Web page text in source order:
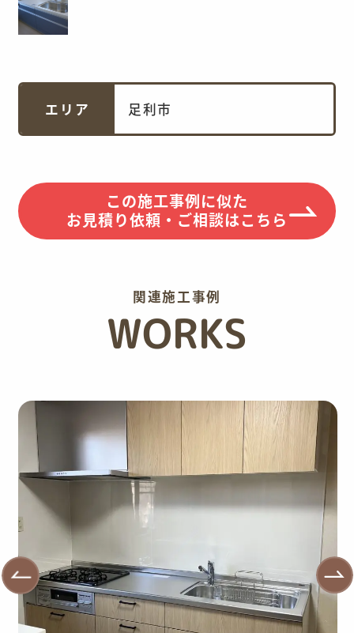
エリア 足利市
この施工事例に似た
お見積り依頼・ご相談はこちら
関連施工事例
WORKS